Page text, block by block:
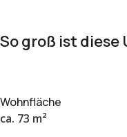
So groß ist
Wohnfläche
ca. 73 m²